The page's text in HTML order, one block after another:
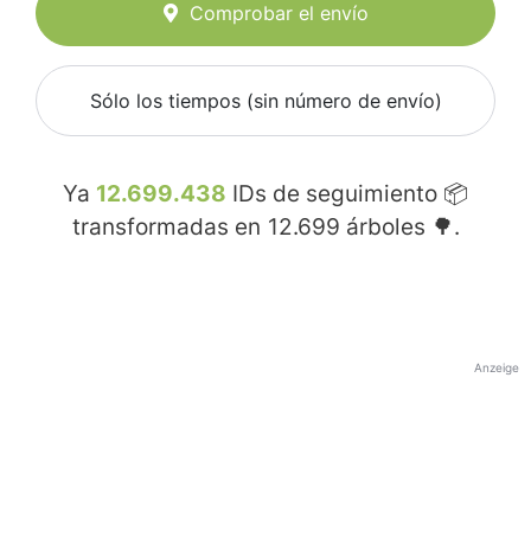
Comprobar el envío
Sólo los tiempos (sin número de envío)
Ya 12.699.438 IDs de seguimiento 📦
transformadas en 12.699 árboles 🌳.
Anzeige